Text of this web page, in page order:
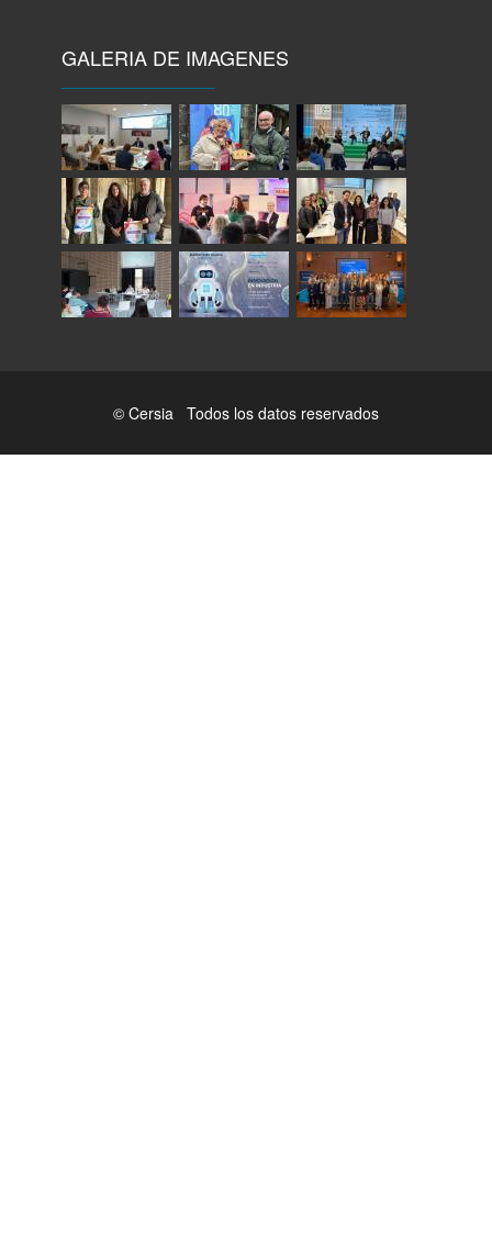
GALERIA DE IMAGENES
© Cersia Todos los datos reservados